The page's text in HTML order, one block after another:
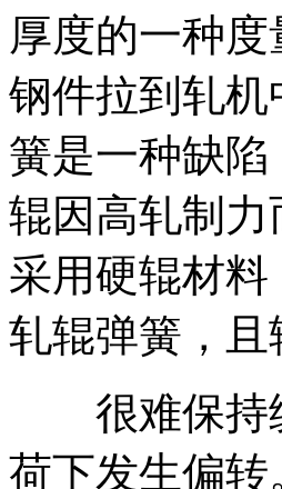
厚度的一种
钢件拉到轧
簧是一种缺
辊因高轧制
采用硬辊材
轧辊弹簧，
很难保持统
荷下发生偏